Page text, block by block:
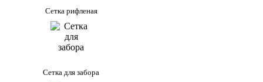
Сетка рифленая
Сетка для забора